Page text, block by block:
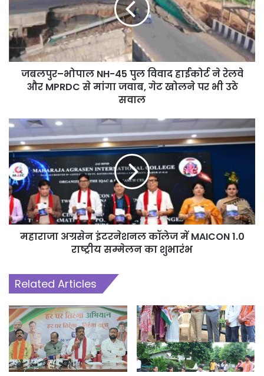
जबलपुर–भोपाल NH-45 पुल विवाद हाईकोर्ट ने रेलवे
और MPRDC से मांगा जवाब, गेट खोलने पर भी उठे
सवाल
महाराजा अग्रसेन इंटरनेशनल कॉलेज में MAICON 1.0
राष्ट्रीय सम्मेलन का शुभारंभ
Related Articles